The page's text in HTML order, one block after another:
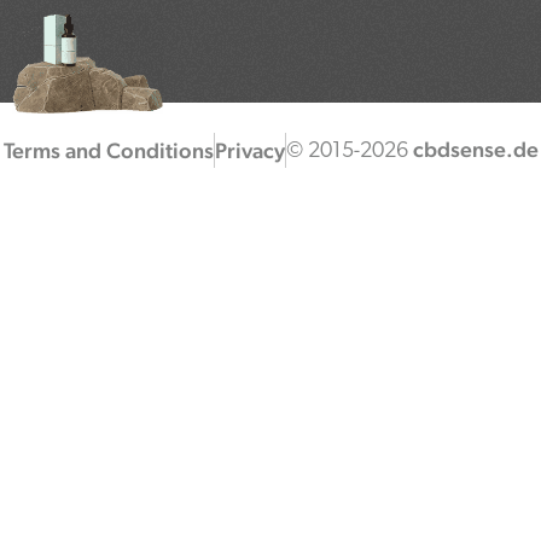
Terms and Conditions Privacy © 2015-2026cbdsense.de